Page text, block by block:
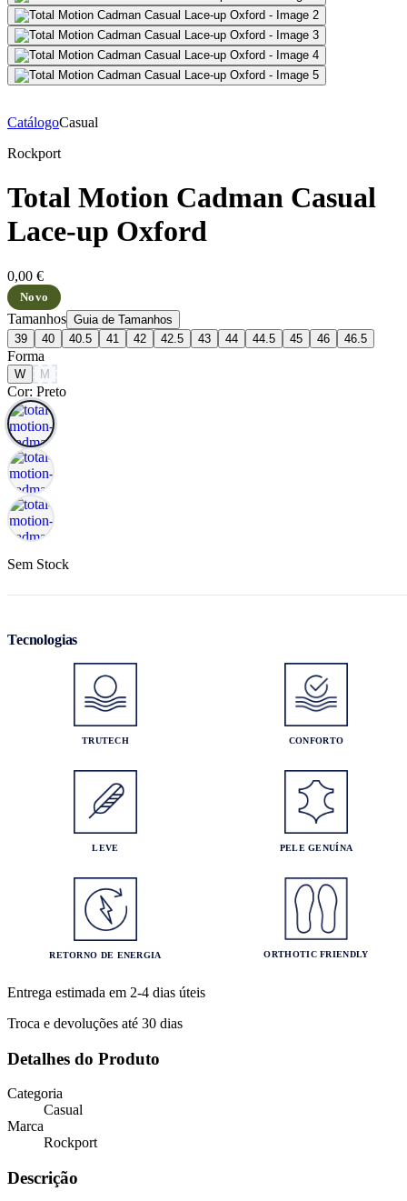
CatálogoCasual
Rockport
Total Motion Cadman Casual
Lace-up Oxford
0,00 €
Novo
Tamanhos Guia de Tamanhos
39
40 40.5 41 42 42.5 43 44 44.5 45 46 46.5
Forma
W M
Cor: Preto
Sem Stock
Tecnologias
TRUTECH CONFORTO
LEVE PELE GENUÍNA
RETORNO DE ENERGIA ORTHOTIC FRIENDLY
Entrega estimada em 2-4 dias úteis
Troca e devoluções até 30 dias
Detalhes do Produto
Categoria
Casual
Marca
Rockport
Descrição